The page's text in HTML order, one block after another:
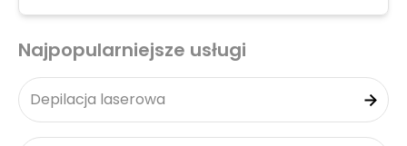
Najpopularniejsze usługi
Depilacja laserowa